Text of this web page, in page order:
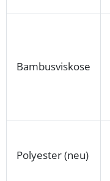
Bambusviskose
Polyester (neu)